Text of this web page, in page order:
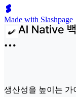
Made with Slashpage
생산성을 높이는 가